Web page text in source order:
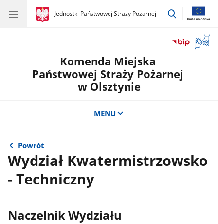
gov.pl
Jednostki Państwowej Straży Pożarnej
gov.pl
Jednostki
przejdź
okno
Komenda Miejska
Państwowej Straży Pożarnej
w Olsztynie
MENU
Powrót
Wydział Kwatermistrzowsko
- Techniczny
Naczelnik Wydziału